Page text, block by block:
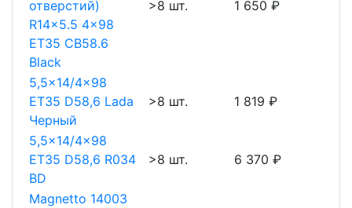
отверстий)
R14x5.5 4x98
ET35 CB58.6
Black
>8 шт. 1 650 ₽
5,5x14/4x98
ET35 D58,6 Lada
Черный
>8 шт. 1 819 ₽
5,5x14/4x98
ET35 D58,6 R034
BD
>8 шт. 6 370 ₽
Magnetto 14003